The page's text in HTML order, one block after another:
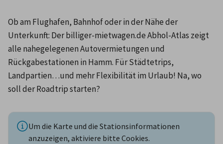
Ob am Flughafen, Bahnhof oder in der Nähe der
Unterkunft: Der billiger-mietwagen.de Abhol-Atlas zeigt
alle nahegelegenen Autovermietungen und
Rückgabestationen in Hamm. Für Städtetrips,
Landpartien…und mehr Flexibilität im Urlaub! Na, wo
soll der Roadtrip starten?
Um die Karte und die Stationsinformationen
anzuzeigen, aktiviere bitte Cookies.